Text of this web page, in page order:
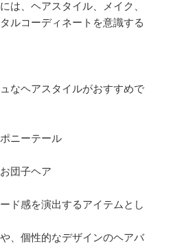
は、ヘアスタイル、メイク、
ルコーディネートを意識する
なヘアスタイルがおすすめで
ニーテール
団子ヘア
ド感を演出するアイテムとし
、個性的なデザインのヘアバ